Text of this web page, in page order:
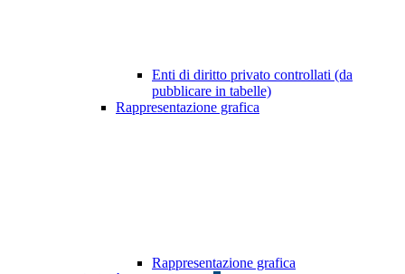
Enti di diritto privato controllati (da
pubblicare in tabelle)
Rappresentazione grafica
Rappresentazione grafica